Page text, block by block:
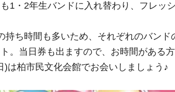
1・2年生バンドに入れ替わり、フレッ
持ち時間も多いため、それぞれのバンド
。当日券も出ますので、お時間がある方
)は柏市民文化会館でお会いしましょう♪